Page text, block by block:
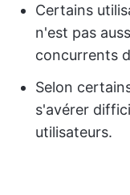
Certains
n'est pas
concurrents
Selon
s'avérer
utilisateurs.